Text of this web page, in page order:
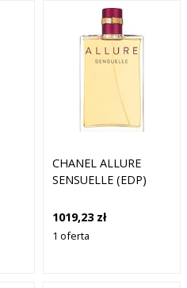
CHANEL ALLURE
SENSUELLE (EDP)
1019,23 zł
1 oferta